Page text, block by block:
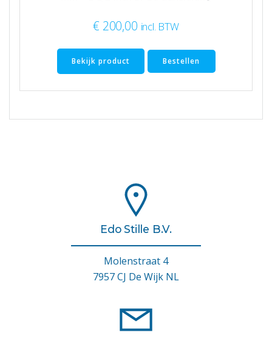
€ 200,00 incl. BTW
Bekijk product Bestellen
Edo Stille B.V.
Molenstraat 4
7957 CJ De Wijk NL